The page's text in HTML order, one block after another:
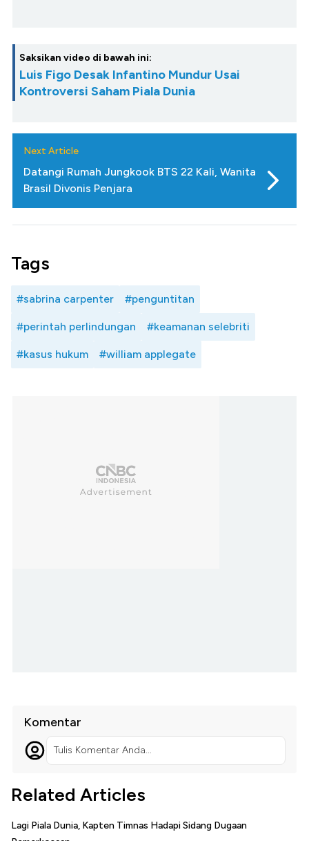
Saksikan video di bawah ini:
Luis Figo Desak Infantino Mundur Usai
Kontroversi Saham Piala Dunia
Next Article
Datangi Rumah Jungkook BTS 22 Kali, Wanita
Brasil Divonis Penjara
Tags
#sabrina carpenter #penguntitan
#perintah perlindungan #keamanan selebriti
#kasus hukum #william applegate
Komentar
Tulis Komentar Anda...
Related Articles
Lagi Piala Dunia, Kapten Timnas Hadapi Sidang Dugaan